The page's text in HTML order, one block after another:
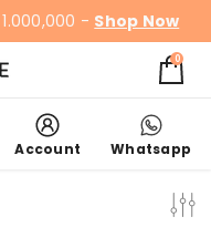
- Shop Now
00
items
Account Whatsapp